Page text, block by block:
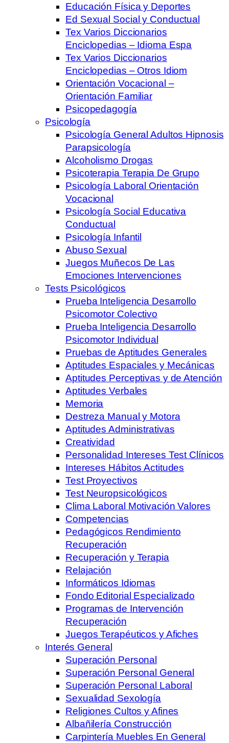
Educación Física y Deportes
Ed Sexual Social y Conductual
Tex Varios Diccionarios
Enciclopedias – Idioma Espa
Tex Varios Diccionarios
Enciclopedias – Otros Idiom
Orientación Vocacional –
Orientación Familiar
Psicopedagogía
Psicología
Psicología General Adultos Hipnosis
Parapsicología
Alcoholismo Drogas
Psicoterapia Terapia De Grupo
Psicología Laboral Orientación
Vocacional
Psicología Social Educativa
Conductual
Psicología Infantil
Abuso Sexual
Juegos Muñecos De Las
Emociones Intervenciones
Tests Psicológicos
Prueba Inteligencia Desarrollo
Psicomotor Colectivo
Prueba Inteligencia Desarrollo
Psicomotor Individual
Pruebas de Aptitudes Generales
Aptitudes Espaciales y Mecánicas
Aptitudes Perceptivas y de Atención
Aptitudes Verbales
Memoria
Destreza Manual y Motora
Aptitudes Administrativas
Creatividad
Personalidad Intereses Test Clínicos
Intereses Hábitos Actitudes
Test Proyectivos
Test Neuropsicológicos
Clima Laboral Motivación Valores
Competencias
Pedagógicos Rendimiento
Recuperación
Recuperación y Terapia
Relajación
Informáticos Idiomas
Fondo Editorial Especializado
Programas de Intervención
Recuperación
Juegos Terapéuticos y Afiches
Interés General
Superación Personal
Superación Personal General
Superación Personal Laboral
Sexualidad Sexología
Religiones Cultos y Afines
Albañilería Construcción
Carpintería Muebles En General